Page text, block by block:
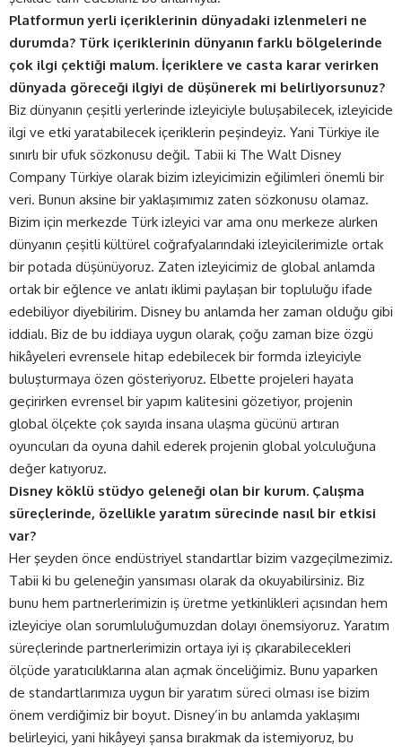
Platformun yerli içeriklerinin dünyadaki izlenmeleri ne
durumda? Türk içeriklerinin dünyanın farklı bölgelerinde
çok ilgi çektiği malum. İçeriklere ve casta karar verirken
dünyada göreceği ilgiyi de düşünerek mi belirliyorsunuz?
Biz dünyanın çeşitli yerlerinde izleyiciyle buluşabilecek, izleyicide
ilgi ve etki yaratabilecek içeriklerin peşindeyiz. Yani Türkiye ile
sınırlı bir ufuk sözkonusu değil. Tabii ki The Walt Disney
Company Türkiye olarak bizim izleyicimizin eğilimleri önemli bir
veri. Bunun aksine bir yaklaşımımız zaten sözkonusu olamaz.
Bizim için merkezde Türk izleyici var ama onu merkeze alırken
dünyanın çeşitli kültürel coğrafyalarındaki izleyicilerimizle ortak
bir potada düşünüyoruz. Zaten izleyicimiz de global anlamda
ortak bir eğlence ve anlatı iklimi paylaşan bir topluluğu ifade
edebiliyor diyebilirim. Disney bu anlamda her zaman olduğu gibi
iddialı. Biz de bu iddiaya uygun olarak, çoğu zaman bize özgü
hikâyeleri evrensele hitap edebilecek bir formda izleyiciyle
buluşturmaya özen gösteriyoruz. Elbette projeleri hayata
geçirirken evrensel bir yapım kalitesini gözetiyor, projenin
global ölçekte çok sayıda insana ulaşma gücünü artıran
oyuncuları da oyuna dahil ederek projenin global yolculuğuna
değer katıyoruz.
Disney köklü stüdyo geleneği olan bir kurum. Çalışma
süreçlerinde, özellikle yaratım sürecinde nasıl bir etkisi
var?
Her şeyden önce endüstriyel standartlar bizim vazgeçilmezimiz.
Tabii ki bu geleneğin yansıması olarak da okuyabilirsiniz. Biz
bunu hem partnerlerimizin iş üretme yetkinlikleri açısından hem
izleyiciye olan sorumluluğumuzdan dolayı önemsiyoruz. Yaratım
süreçlerinde partnerlerimizin ortaya iyi iş çıkarabilecekleri
ölçüde yaratıcılıklarına alan açmak önceliğimiz. Bunu yaparken
de standartlarımıza uygun bir yaratım süreci olması ise bizim
önem verdiğimiz bir boyut. Disney’in bu anlamda yaklaşımı
belirleyici, yani hikâyeyi şansa bırakmak da istemiyoruz, bu